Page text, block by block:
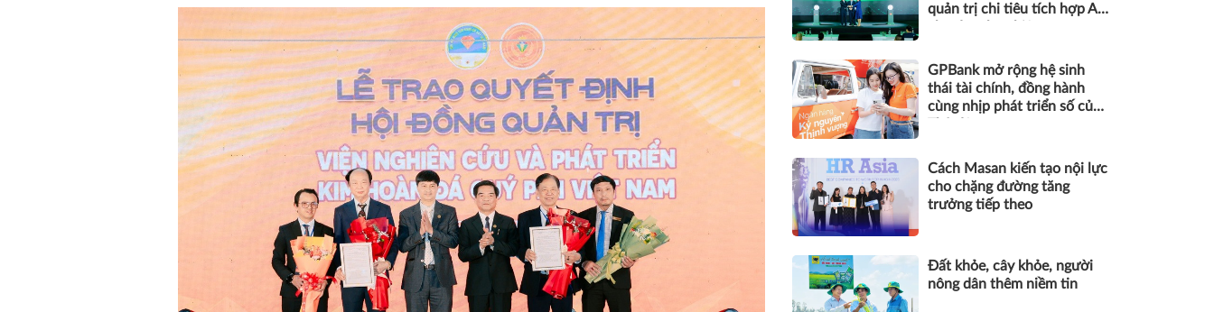
quản trị chi tiêu tích hợp AI
GPBank mở rộng hệ sinh
thái tài chính, đồng hành
cùng nhịp phát triển số của
Cách Masan kiến tạo nội lực
cho chặng đường tăng
trưởng tiếp theo
Đất khỏe, cây khỏe, người
nông dân thêm niềm tin